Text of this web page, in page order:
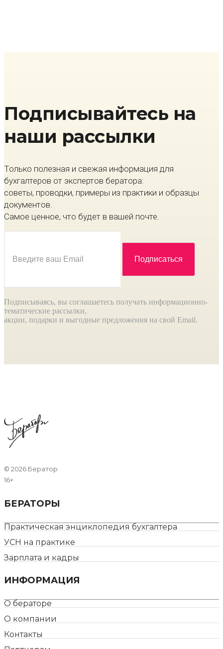
Подписывайтесь на
наши рассылки
Только полезная и свежая информация для
бухгалтеров от экспертов бератора:
советы, проводки, примеры из практики и образцы
документов.
Самое ценное, что будет в вашей почте.
Подписываясь, вы соглашаетесь получать информационно-
тематические рассылки,
акции, подарки и выгодные предложения на свой Email.
© 2026 Бератор
16+
БЕРАТОРЫ
Практическая энциклопедия бухгалтера
УСН на практике
Зарплата и кадры
ИНФОРМАЦИЯ
О бераторе
О компании
Контакты